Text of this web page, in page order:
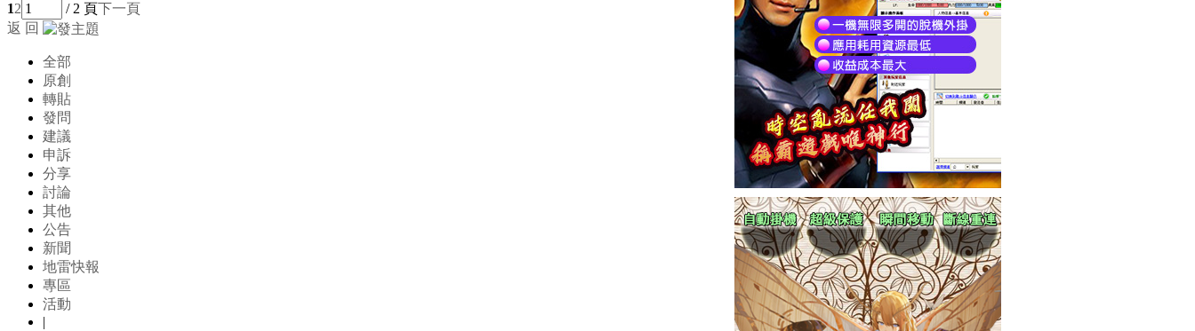
12 / 2 頁下一頁
返 回
全部
原創
轉貼
發問
建議
申訴
分享
討論
其他
公告
新聞
地雷快報
專區
活動
|